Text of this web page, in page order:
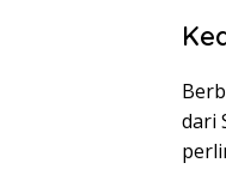
dari